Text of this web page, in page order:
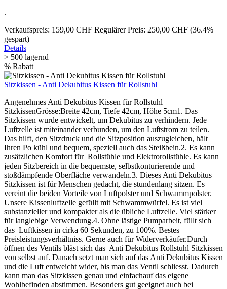
.
Verkaufspreis: 159,00 CHF Regulärer Preis: 250,00 CHF (36.4%
gespart)
Details
> 500 lagernd
% Rabatt
Sitzkissen - Anti Dekubitus Kissen für Rollstuhl
Angenehmes Anti Dekubitus Kissen für Rollstuhl
SitzkissenGrösse:Breite 42cm, Tiefe 42cm, Höhe 5cm1. Das
Sitzkissen wurde entwickelt, um Dekubitus zu verhindern. Jede
Luftzelle ist miteinander verbunden, um den Luftstrom zu teilen.
Das hilft, den Sitzdruck und die Sitzposition auszugleichen, hält
Ihren Po kühl und bequem, speziell auch das Steißbein.2. Es kann
zusätzlichen Komfort für Rollstühle und Elektrorollstühle. Es kann
jeden Sitzbereich in die bequemste, selbstkonturierende und
stoßdämpfende Oberfläche verwandeln.3. Dieses Anti Dekubitus
Sitzkissen ist für Menschen gedacht, die stundenlang sitzen. Es
vereint die beiden Vorteile von Luftpolster und Schwammpolster.
Unsere Kissenluftzelle gefüllt mit Schwammwürfel. Es ist viel
substanzieller und kompakter als die übliche Luftzelle. Viel stärker
für langlebige Verwendung.4. Ohne lästige Pumparbeit, füllt sich
das Luftkissen in cirka 60 Sekunden, zu 100%. Bestes
Preisleistungsverhältniss. Gerne auch für Widerverkäufer.Durch
öffnen des Ventils bläst sich das Anti Dekubitus Rollstuhl Sitzkissen
von selbst auf. Danach setzt man sich auf das Anti Dekubitus Kissen
und die Luft entweicht wider, bis man das Ventil schliesst. Dadurch
kann man das Sitzkissen genau und einfachauf das eigene
Wohlbefinden abstimmen. Besonders gut geeignet auch bei